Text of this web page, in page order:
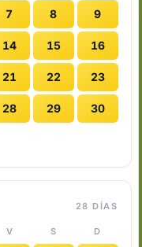
7 8 9
14 15 16
21 22 23
28 29 30
28 DÍAS
V S D